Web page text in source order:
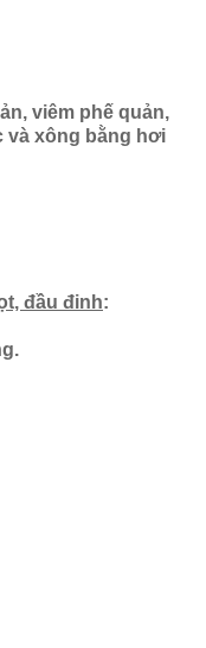
viêm phế quản,
và xông bằng hơi
đầu đinh: